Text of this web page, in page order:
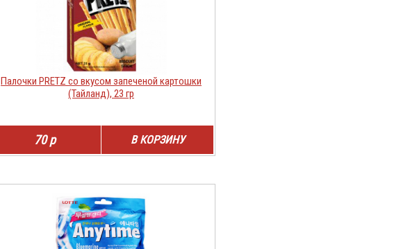
Палочки PRETZ со вкусом запеченой картошки
(Тайланд), 23 гр
70 р В КОРЗИНУ